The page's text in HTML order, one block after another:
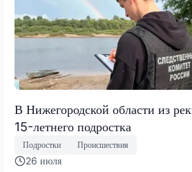
В Нижегородской области из
15-летнего подростка
Подростки Происшествия
26 июля